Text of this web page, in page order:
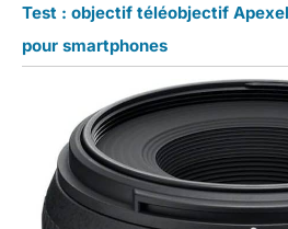
Test : objectif téléobjectif
pour smartphones